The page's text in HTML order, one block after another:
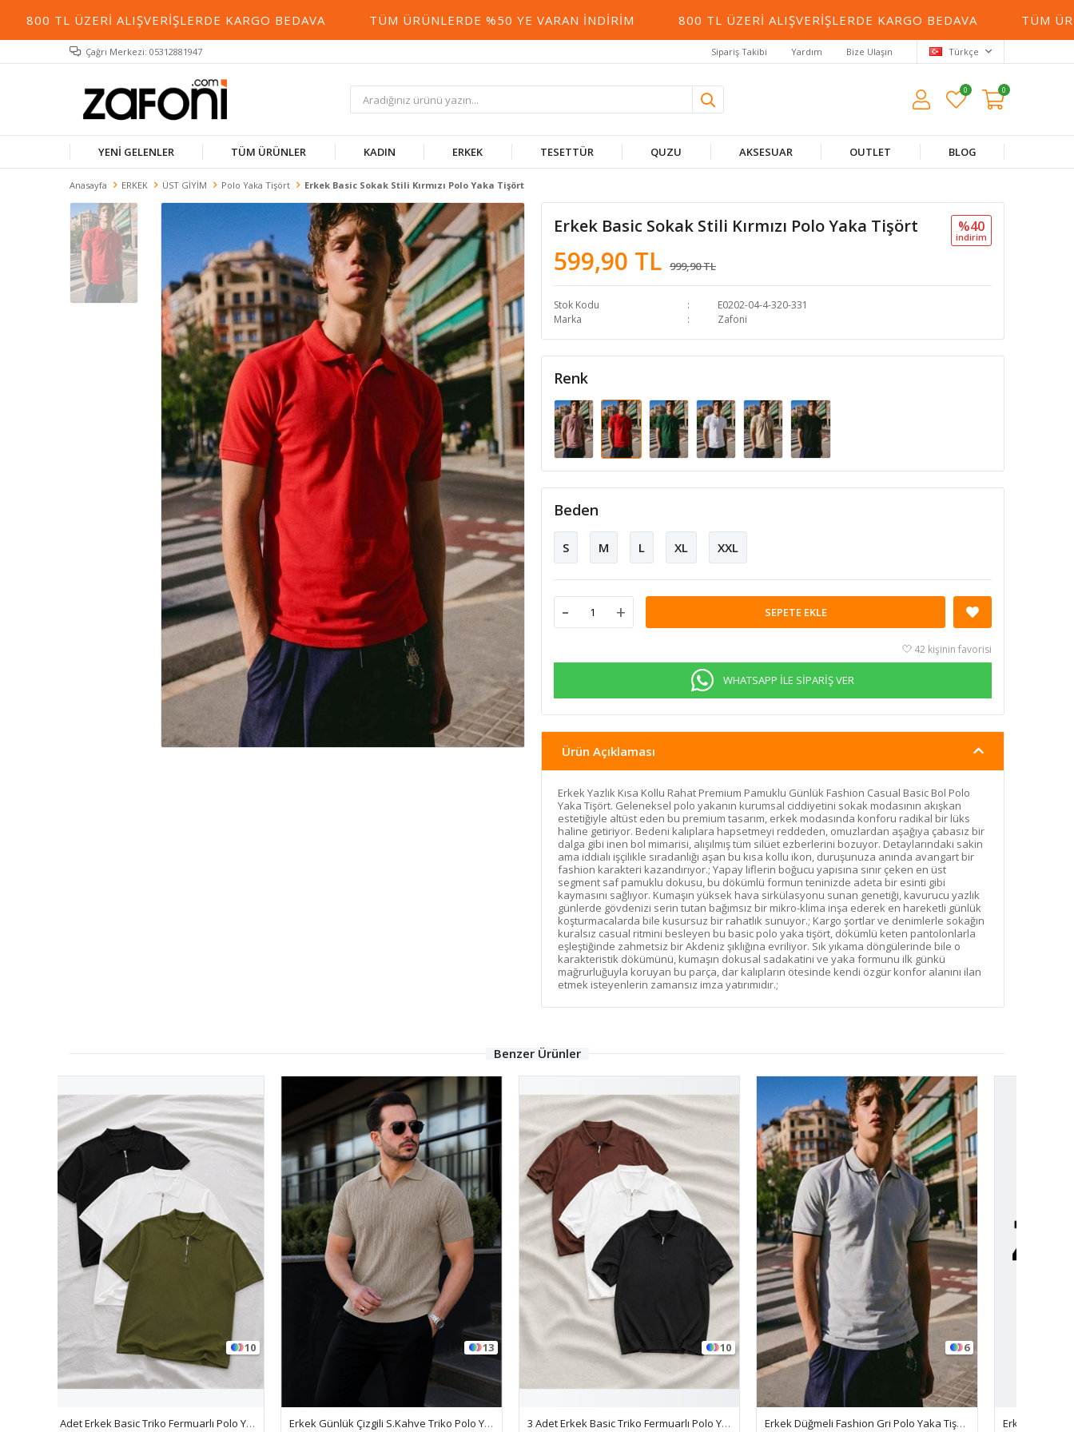
TL ÜZERI ALIŞVERIŞLERDE KARGO BEDAVA TÜM ÜRÜNLERDE %50 YE VARAN İNDIRIM 800 TL ÜZERI ALIŞVERIŞLERDE KARGO BEDAVA TÜM
Çağrı Merkezi: 05312881947 Sipariş Takibi Yardım Bize Ulaşın Türkçe
0 0
YENİ GELENLER TÜM ÜRÜNLER KADIN ERKEK TESETTÜR QUZU AKSESUAR OUTLET BLOG
Anasayfa ERKEK ÜST GİYİM Polo Yaka Tişört Erkek Basic Sokak Stili Kırmızı Polo Yaka Tişört
Erkek Basic Sokak Stili Kırmızı Polo Yaka Tişört
599,90 TL 999,90 TL
%40
i̇ndi̇ri̇m
Stok Kodu
E0202-04-4-320-331
Marka
Zafoni
Renk
Beden
S M L XL XXL
- + SEPETE EKLE
42 kişinin favorisi
WHATSAPP İLE SİPARİŞ VER
Ürün Açıklaması
Erkek Yazlık Kısa Kollu Rahat Premium Pamuklu Günlük Fashion Casual Basic Bol Polo
Yaka Tişört. Geleneksel polo yakanın kurumsal ciddiyetini sokak modasının akışkan
estetiğiyle altüst eden bu premium tasarım, erkek modasında konforu radikal bir lüks
haline getiriyor. Bedeni kalıplara hapsetmeyi reddeden, omuzlardan aşağıya çabasız bir
dalga gibi inen bol mimarisi, alışılmış tüm silüet ezberlerini bozuyor. Detaylarındaki sakin
ama iddialı işçilikle sıradanlığı aşan bu kısa kollu ikon, duruşunuza anında avangart bir
fashion karakteri kazandırıyor.; Yapay liflerin boğucu yapısına sınır çeken en üst
segment saf pamuklu dokusu, bu dökümlü formun teninizde adeta bir esinti gibi
kaymasını sağlıyor. Kumaşın yüksek hava sirkülasyonu sunan genetiği, kavurucu yazlık
günlerde gövdenizi serin tutan bağımsız bir mikro-klima inşa ederek en hareketli günlük
koşturmacalarda bile kusursuz bir rahatlık sunuyor.; Kargo şortlar ve denimlerle sokağın
kuralsız casual ritmini besleyen bu basic polo yaka tişört, dökümlü keten pantolonlarla
eşleştiğinde zahmetsiz bir Akdeniz şıklığına evriliyor. Sık yıkama döngülerinde bile o
karakteristik dökümünü, kumaşın dokusal sadakatini ve yaka formunu ilk günkü
mağrurluğuyla koruyan bu parça, dar kalıpların ötesinde kendi özgür konfor alanını ilan
etmek isteyenlerin zamansız imza yatırımıdır.;
Benzer Ürünler